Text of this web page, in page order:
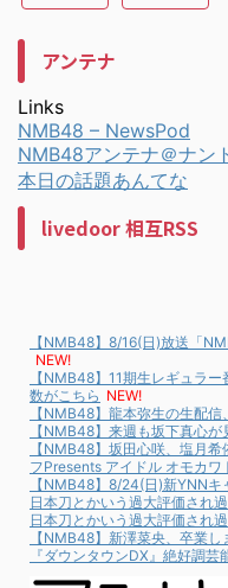
アンテナ
Links
NMB48 – NewsPod
NMB48アンテナ＠ナン
本日の話題あんてな
livedoor 相互RSS
【NMB48】8/16(日)放送「
NEW!
【NMB48】11期生レギュラ
数がこちら NEW!
【NMB48】龍本弥生の生配信
【NMB48】来週も坂下真心が
【NMB48】坂田心咲、塩月
フPresents アイドル オモカワ
【NMB48】8/24(日)新YNNキ
日本刀とかいう過大評価され
日本刀とかいう過大評価され
【NMB48】新澤菜央、卒業
『ダウンタウンDX』絶好調